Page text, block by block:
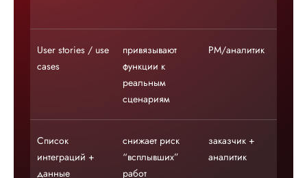
User stories / use
cases
привязывают
функции к
реальным
сценариям
PM/аналитик
Список
интеграций +
данные
снижает риск
“всплывших”
работ
заказчик +
аналитик